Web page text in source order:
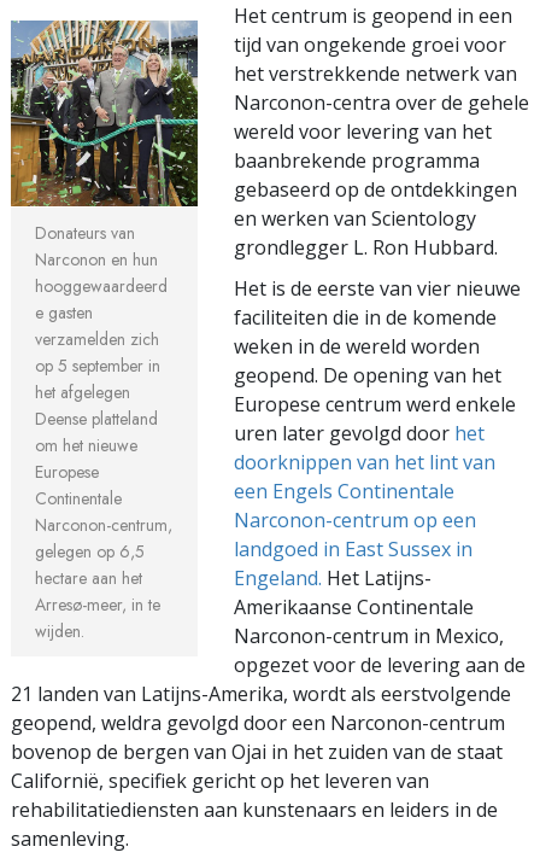
Donateurs van
Narconon en hun
hooggewaardeerd
e gasten
verzamelden zich
op 5 september in
het afgelegen
Deense platteland
om het nieuwe
Europese
Continentale
Narconon-centrum,
gelegen op 6,5
hectare aan het
Arresø-meer, in te
wijden.
Het centrum is geopend in een
tijd van ongekende groei voor
het verstrekkende netwerk van
Narconon-centra over de gehele
wereld voor levering van het
baanbrekende programma
gebaseerd op de ontdekkingen
en werken van Scientology
grondlegger L. Ron Hubbard.
Het is de eerste van vier nieuwe
faciliteiten die in de komende
weken in de wereld worden
geopend. De opening van het
Europese centrum werd enkele
uren later gevolgd door het
doorknippen van het lint van
een Engels Continentale
Narconon-centrum op een
landgoed in East Sussex in
Engeland. Het Latijns-
Amerikaanse Continentale
Narconon-centrum in Mexico,
opgezet voor de levering aan de
21 landen van Latijns-Amerika, wordt als eerstvolgende
geopend, weldra gevolgd door een Narconon-centrum
bovenop de bergen van Ojai in het zuiden van de staat
Californië, specifiek gericht op het leveren van
rehabilitatiediensten aan kunstenaars en leiders in de
samenleving.